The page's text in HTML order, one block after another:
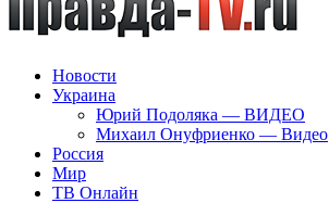
Новости
Украина
Юрий Подоляка — ВИДЕО
Михаил Онуфриенко — Видео
Россия
Мир
ТВ Онлайн